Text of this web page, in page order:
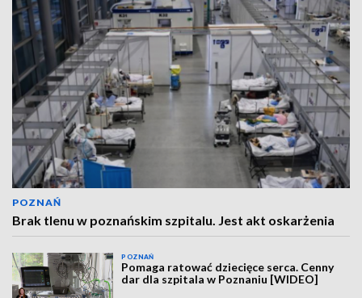
POZNAŃ
Brak tlenu w poznańskim szpitalu. Jest akt oskarżenia
POZNAŃ
Pomaga ratować dziecięce serca. Cenny
dar dla szpitala w Poznaniu [WIDEO]